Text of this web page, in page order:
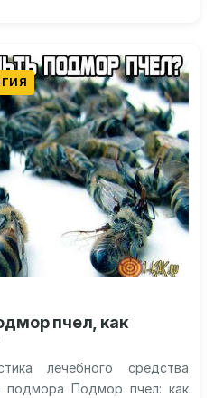
пчел, как
лечебного средства
подмора Подмор пчел: как